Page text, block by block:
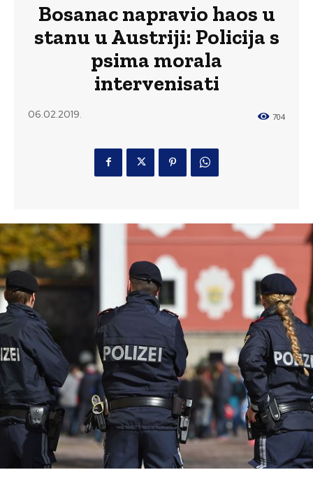
Bosanac napravio haos u
stanu u Austriji: Policija s
psima morala
intervenisati
06.02.2019. 704